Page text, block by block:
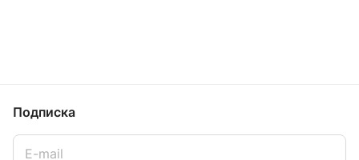
Подписка